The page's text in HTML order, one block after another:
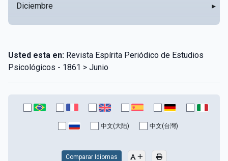
Diciembre ▸
Usted esta en: Revista Espírita Periódico de Estudios
Psicológicos - 1861 > Junio
中文(大陆) 中文(台灣)
Comparar Idiomas